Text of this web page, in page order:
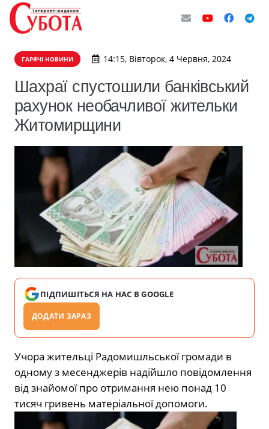
ГАРЯЧІ НОВИНИ 14:15, Вівторок, 4 Червня, 2024
​Шахраї спустошили банківський
рахунок необачливої жительки
Житомирщини
ПІДПИШІТЬСЯ НА НАС В GOOGLE
ДОДАТИ ЗАРАЗ
Учора жительці Радомишльської громади в
одному з месенджерів надійшло повідомлення
від знайомої про отримання нею понад 10
тисяч гривень матеріальної допомоги.